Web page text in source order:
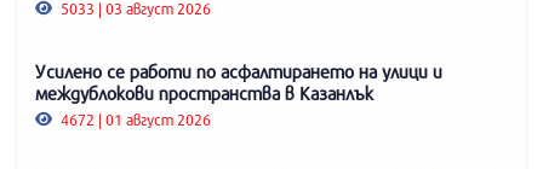
5033 | 03 август 2026
Усилено се работи по асфалтирането на улици и
междублокови пространства в Казанлък
4672 | 01 август 2026